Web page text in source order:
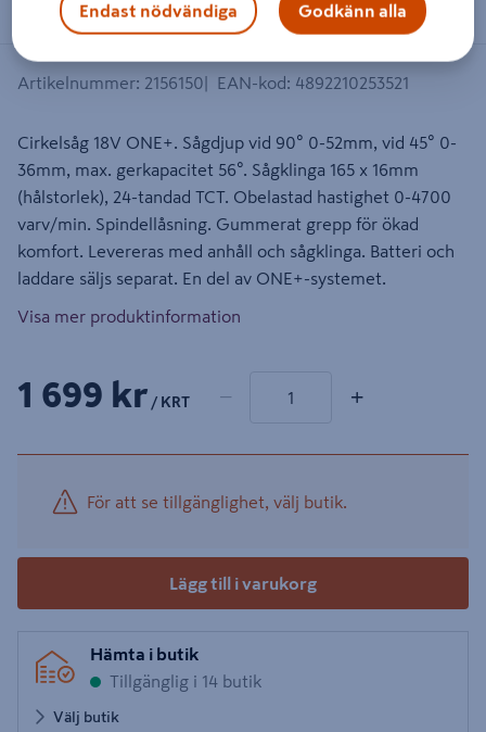
Artikelnummer: 2156150 EAN-kod: 4892210253521
Cirkelsåg 18V ONE+. Sågdjup vid 90° 0-52mm, vid 45° 0-
36mm, max. gerkapacitet 56°. Sågklinga 165 x 16mm
(hålstorlek), 24-tandad TCT. Obelastad hastighet 0-4700
varv/min. Spindellåsning. Gummerat grepp för ökad
komfort. Levereras med anhåll och sågklinga. Batteri och
laddare säljs separat. En del av ONE+-systemet.
Visa mer produktinformation
1 699 kr / KRT − +
För att se tillgänglighet, välj butik.
Lägg till i varukorg
Hämta i butik
Tillgänglig i 14 butik
Välj butik
Endast nödvändiga Godkänn alla